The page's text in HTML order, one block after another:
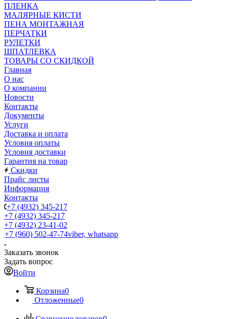
ПЛЕНКА
МАЛЯРНЫЕ КИСТИ
ПЕНА МОНТАЖНАЯ
ПЕРЧАТКИ
РУЛЕТКИ
ШПАТЛЕВКА
ТОВАРЫ СО СКИДКОЙ
Главная
О нас
О компании
Новости
Контакты
Документы
Услуги
Доставка и оплата
Условия оплаты
Условия доставки
Гарантия на товар
Скидки
Прайс листы
Информация
Контакты
+7 (4932) 345-217
+7 (4932) 345-217
+7 (4932) 23-41-02
+7 (960) 502-47-74viber, whatsapp
Заказать звонок
Задать вопрос
Войти
Корзина0
Отложенные0